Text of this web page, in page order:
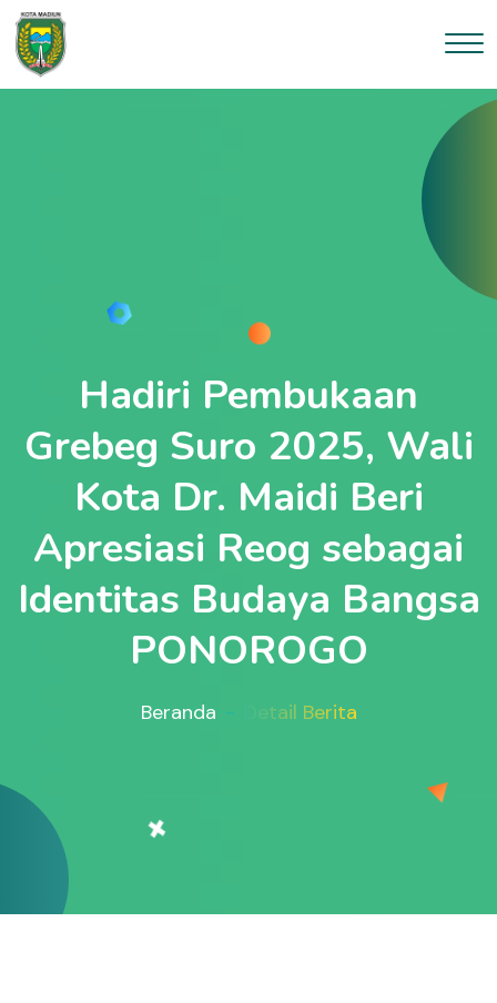
--}}
Hadiri Pembukaan
Grebeg Suro 2025, Wali
Kota Dr. Maidi Beri
Apresiasi Reog sebagai
Identitas Budaya Bangsa
PONOROGO
Beranda Detail Berita